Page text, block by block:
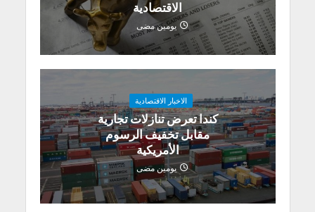
الاقتصادية
يومين مضى
الاخبار الاقتصادية
كندا تعرض تنازلات تجارية
مقابل تخفيف الرسوم
الأمريكية
يومين مضى